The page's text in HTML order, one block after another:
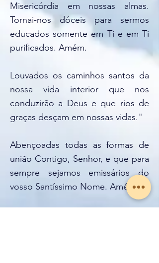
Misericórdia em nossas almas.
Tornai-nos dóceis para sermos
educados somente em Ti e em Ti
purificados. Amém.
Louvados os caminhos santos da
nossa vida interior que nos
conduzirão a Deus e que rios de
graças desçam em nossas vidas."
Abençoadas todas as formas de
união Contigo, Senhor, e que para
sempre sejamos emissários do
vosso Santíssimo Nome. Amém.